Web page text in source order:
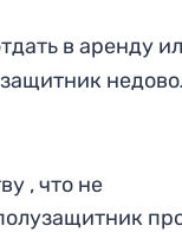
в аренду
, что не